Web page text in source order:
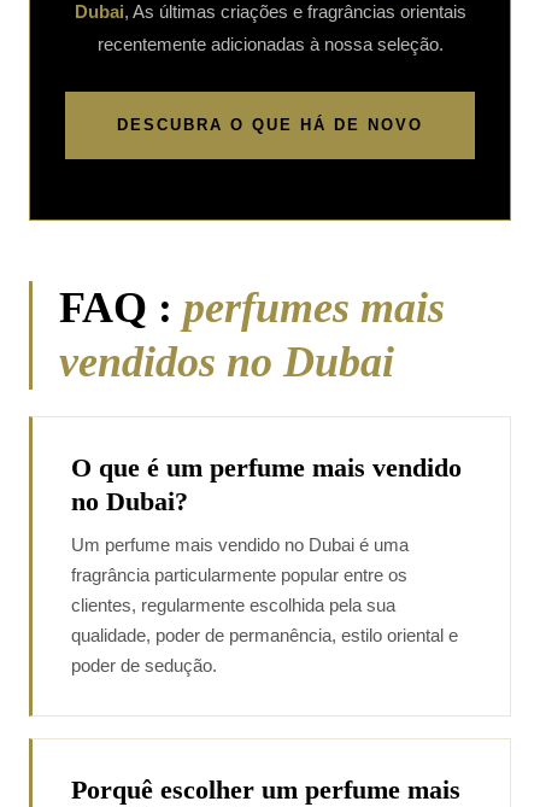
Dubai, As últimas criações e fragrâncias orientais
recentemente adicionadas à nossa seleção.
DESCUBRA O QUE HÁ DE NOVO
FAQ : perfumes mais
vendidos no Dubai
O que é um perfume mais vendido
no Dubai?
Um perfume mais vendido no Dubai é uma
fragrância particularmente popular entre os
clientes, regularmente escolhida pela sua
qualidade, poder de permanência, estilo oriental e
poder de sedução.
Porquê escolher um perfume mais